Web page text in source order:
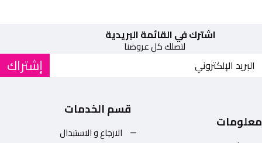
اشترك في القائمة البريدية
لتصلك كل عروضنا
إشتراك
معلومات
قسم الخدمات
الارجاع و الاستبدال